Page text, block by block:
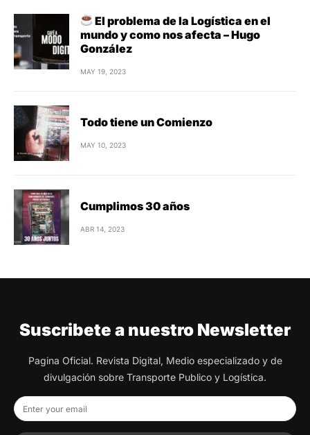
El problema de la Logística en el
mundo y como nos afecta – Hugo
González
MAY 19, 2023
Todo tiene un Comienzo
MAY 10, 2023
Cumplimos 30 años
ABR 14, 2023
Suscribete a nuestro Newsletter
Pagina Oficial. Revista Digital, Medio especializado y de
divulgación sobre Transporte Publico y Logística.